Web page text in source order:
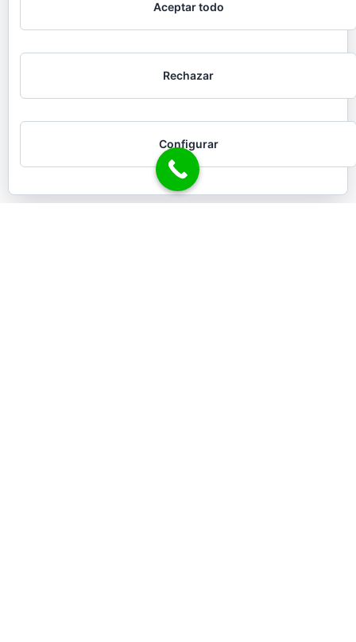
Aceptar todo
Rechazar
Configurar